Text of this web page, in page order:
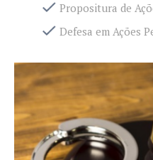
Propositura de
Defesa em Ações